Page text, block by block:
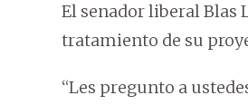
El senador liberal Blas
tratamiento de su
“Les pregunto a